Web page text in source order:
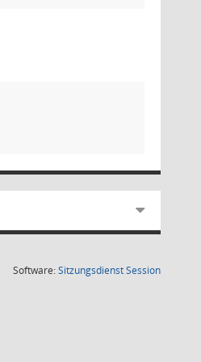
Software:SitzungsdienstSession(Wird in